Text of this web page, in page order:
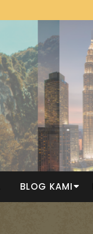
BLOG KAMI